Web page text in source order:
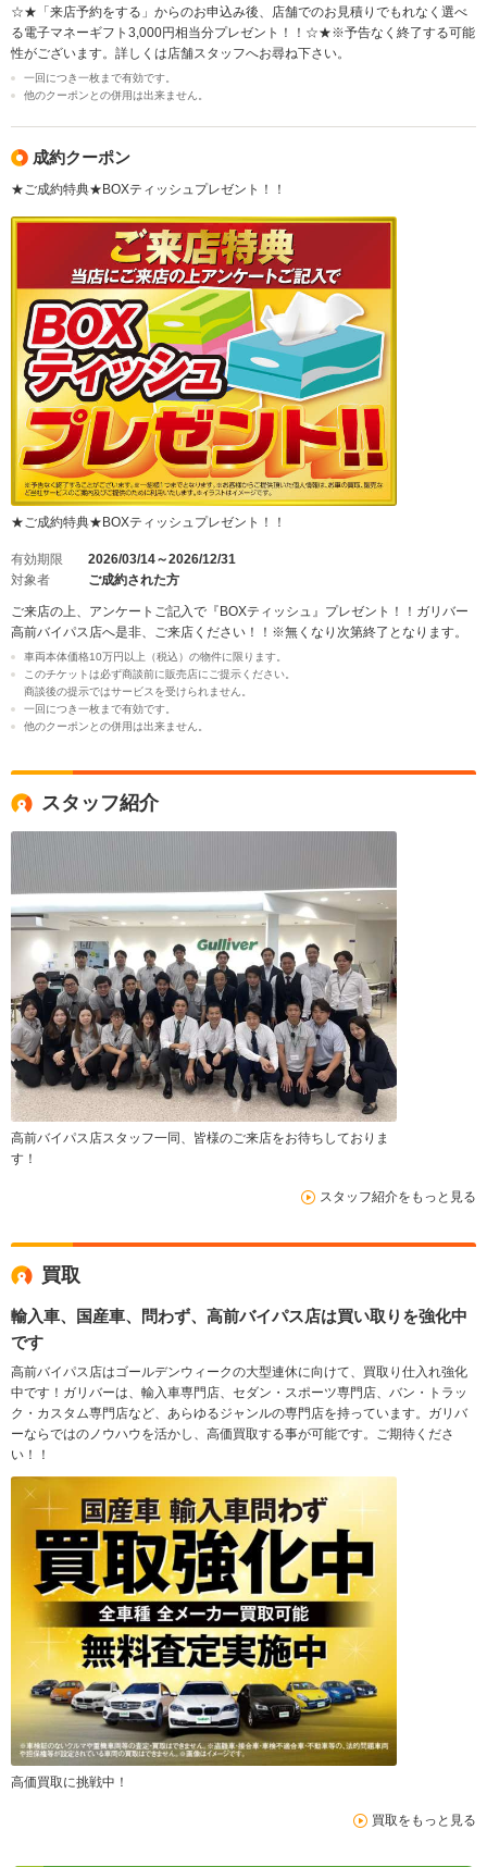
☆★「来店予約をする」からのお申込み後、店舗でのお見積りでもれなく選べ
る電子マネーギフト3,000円相当分プレゼント！！☆★※予告なく終了する可能
性がございます。詳しくは店舗スタッフへお尋ね下さい。
一回につき一枚まで有効です。
他のクーポンとの併用は出来ません。
成約クーポン
★ご成約特典★BOXティッシュプレゼント！！
★ご成約特典★BOXティッシュプレゼント！！
有効期限
2026/03/14～2026/12/31
対象者
ご成約された方
ご来店の上、アンケートご記入で『BOXティッシュ』プレゼント！！ガリバー
高前バイパス店へ是非、ご来店ください！！※無くなり次第終了となります。
車両本体価格10万円以上（税込）の物件に限ります。
このチケットは必ず商談前に販売店にご提示ください。
商談後の提示ではサービスを受けられません。
一回につき一枚まで有効です。
他のクーポンとの併用は出来ません。
スタッフ紹介
高前バイパス店スタッフ一同、皆様のご来店をお待ちしておりま
す！
スタッフ紹介をもっと見る
買取
輸入車、国産車、問わず、高前バイパス店は買い取りを強化中
です
高前バイパス店はゴールデンウィークの大型連休に向けて、買取り仕入れ強化
中です！ガリバーは、輸入車専門店、セダン・スポーツ専門店、バン・トラッ
ク・カスタム専門店など、あらゆるジャンルの専門店を持っています。ガリバ
ーならではのノウハウを活かし、高価買取する事が可能です。ご期待くださ
い！！
高価買取に挑戦中！
買取をもっと見る